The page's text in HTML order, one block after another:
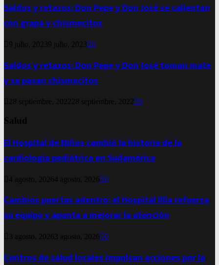
Saldos y retazos: Don Pepe y Don José se calientan
con grapa y chismecitos
9 julio, 20239 julio, 2023 0
Saldos y retazos: Don Pepe y Don José toman mate
y se pasan chismecitos
28 septiembre, 202228 septiembre, 2022 0
Salud
El Hospital de Niños cambió la historia de la
cardiología pediátrica en Sudamérica
4 agosto, 20264 agosto, 2026 0
Cambios puertas adentro: el Hospital Illia refuerza
su equipo y apunta a mejorar la atención
3 agosto, 2026 3 agosto, 2026 0
Centros de salud locales impulsan acciones por la